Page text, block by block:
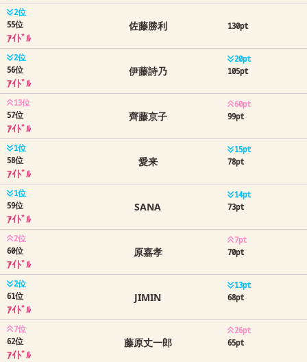
2位
55位
ｱｲﾄﾞﾙ
佐藤勝利 130pt
2位
56位
ｱｲﾄﾞﾙ
伊藤詩乃
20pt
105pt
13位
57位
ｱｲﾄﾞﾙ
齊藤京子
60pt
99pt
1位
58位
ｱｲﾄﾞﾙ
愛来
15pt
78pt
1位
59位
ｱｲﾄﾞﾙ
SANA
14pt
73pt
2位
60位
ｱｲﾄﾞﾙ
原嘉孝
7pt
70pt
2位
61位
ｱｲﾄﾞﾙ
JIMIN
13pt
68pt
7位
62位
ｱｲﾄﾞﾙ
藤原丈一郎
26pt
65pt